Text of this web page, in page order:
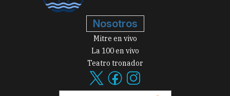
Nosotros
Mitre en vivo
La 100 en vivo
Teatro tronador